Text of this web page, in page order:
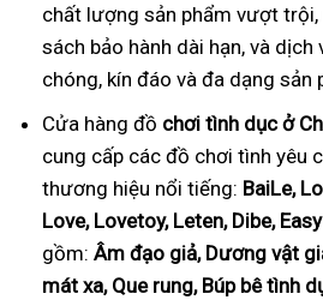
chất lượng sản phẩm vượt
sách bảo hành dài hạn, và dịch
chóng, kín đáo và đa dạng sản
Cửa hàng đồ chơi tình dục ở
cung cấp các đồ chơi tình yêu
thương hiệu nổi tiếng: BaiLe,
Love, Lovetoy, Leten, Dibe,
gồm: Âm đạo giả, Dương vật
mát xa, Que rung, Búp bê tình